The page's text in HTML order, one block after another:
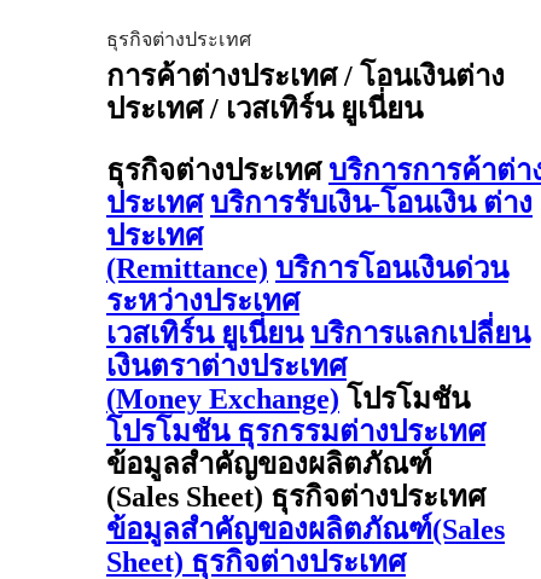
ธุรกิจต่างประเทศ
การค้าต่างประเทศ / โอนเงินต่าง
ประเทศ / เวสเทิร์น ยูเนี่ยน
ธุรกิจต่างประเทศ บริการการค้าต่า
ประเทศ บริการรับเงิน-โอนเงิน ต่าง
ประเทศ
(Remittance) บริการโอนเงินด่วน
ระหว่างประเทศ
เวสเทิร์น ยูเนี่ยน บริการแลกเปลี่ยน
เงินตราต่างประเทศ
(Money Exchange) โปรโมชัน
โปรโมชัน ธุรกรรมต่างประเทศ
ข้อมูลสำคัญของผลิตภัณฑ์
(Sales Sheet) ธุรกิจต่างประเทศ
ข้อมูลสำคัญของผลิตภัณฑ์(Sales
Sheet) ธุรกิจต่างประเทศ